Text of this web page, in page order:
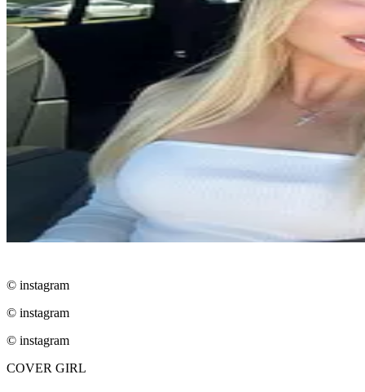
© instagram
© instagram
© instagram
COVER GIRL